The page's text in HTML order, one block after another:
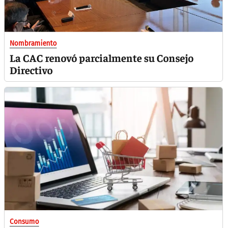
Nombramiento
La CAC renovó parcialmente su Consejo
Directivo
Consumo